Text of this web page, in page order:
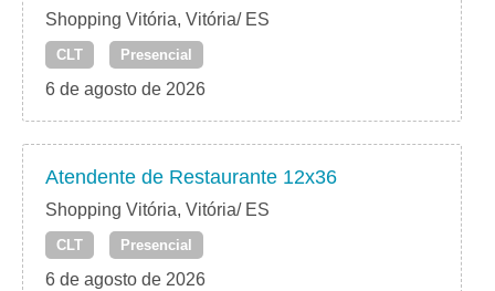
Shopping Vitória, Vitória/ ES
CLT Presencial
6 de agosto de 2026
Atendente de Restaurante 12x36
Shopping Vitória, Vitória/ ES
CLT Presencial
6 de agosto de 2026